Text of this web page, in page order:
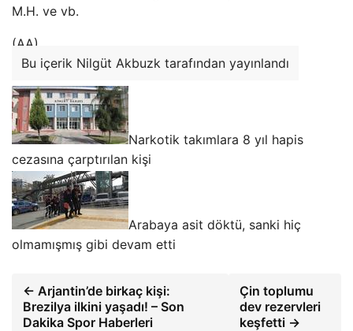
M.H. ve vb.
(AA)
Bu içerik Nilgüt Akbuzk tarafından yayınlandı
Narkotik takımlara 8 yıl hapis
cezasına çarptırılan kişi
Arabaya asit döktü, sanki hiç
olmamışmış gibi devam etti
← Arjantin’de birkaç kişi:
Brezilya ilkini yaşadı! – Son
Dakika Spor Haberleri
Çin toplumu
dev rezervleri
keşfetti →